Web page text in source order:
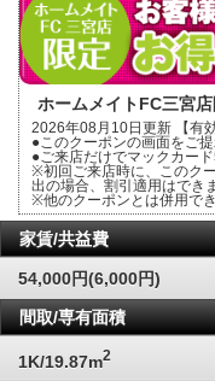
ホームメイトFC三宮
2026年08月10日更新 【有
●このクーポンの画面をご
●ご来店だけでマックカー
※初回ご来店時に、このク
出の場合、割引適用はでき
※他のクーポンとは併用でき
家賃/共益費
54,000円(6,000円)
間取/専有面積
1K/19.87m2